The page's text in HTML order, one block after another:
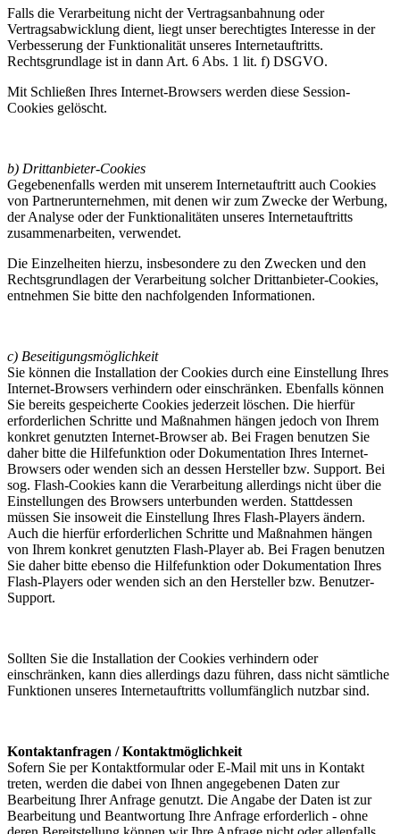
Falls die Verarbeitung nicht der Vertragsanbahnung oder
Vertragsabwicklung dient, liegt unser berechtigtes Interesse in der
Verbesserung der Funktionalität unseres Internetauftritts.
Rechtsgrundlage ist in dann Art. 6 Abs. 1 lit. f) DSGVO.
Mit Schließen Ihres Internet-Browsers werden diese Session-
Cookies gelöscht.
b) Drittanbieter-Cookies
Gegebenenfalls werden mit unserem Internetauftritt auch Cookies
von Partnerunternehmen, mit denen wir zum Zwecke der Werbung,
der Analyse oder der Funktionalitäten unseres Internetauftritts
zusammenarbeiten, verwendet.
Die Einzelheiten hierzu, insbesondere zu den Zwecken und den
Rechtsgrundlagen der Verarbeitung solcher Drittanbieter-Cookies,
entnehmen Sie bitte den nachfolgenden Informationen.
c) Beseitigungsmöglichkeit
Sie können die Installation der Cookies durch eine Einstellung Ihres
Internet-Browsers verhindern oder einschränken. Ebenfalls können
Sie bereits gespeicherte Cookies jederzeit löschen. Die hierfür
erforderlichen Schritte und Maßnahmen hängen jedoch von Ihrem
konkret genutzten Internet-Browser ab. Bei Fragen benutzen Sie
daher bitte die Hilfefunktion oder Dokumentation Ihres Internet-
Browsers oder wenden sich an dessen Hersteller bzw. Support. Bei
sog. Flash-Cookies kann die Verarbeitung allerdings nicht über die
Einstellungen des Browsers unterbunden werden. Stattdessen
müssen Sie insoweit die Einstellung Ihres Flash-Players ändern.
Auch die hierfür erforderlichen Schritte und Maßnahmen hängen
von Ihrem konkret genutzten Flash-Player ab. Bei Fragen benutzen
Sie daher bitte ebenso die Hilfefunktion oder Dokumentation Ihres
Flash-Players oder wenden sich an den Hersteller bzw. Benutzer-
Support.
Sollten Sie die Installation der Cookies verhindern oder
einschränken, kann dies allerdings dazu führen, dass nicht sämtliche
Funktionen unseres Internetauftritts vollumfänglich nutzbar sind.
Kontaktanfragen / Kontaktmöglichkeit
Sofern Sie per Kontaktformular oder E-Mail mit uns in Kontakt
treten, werden die dabei von Ihnen angegebenen Daten zur
Bearbeitung Ihrer Anfrage genutzt. Die Angabe der Daten ist zur
Bearbeitung und Beantwortung Ihre Anfrage erforderlich - ohne